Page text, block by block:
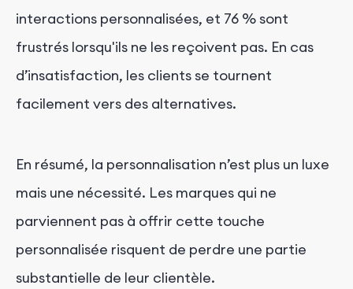
interactions personnalisées, et 76 % sont
frustrés lorsqu'ils ne les reçoivent pas. En cas
d’insatisfaction, les clients se tournent
facilement vers des alternatives.
En résumé, la personnalisation n’est plus un luxe
mais une nécessité. Les marques qui ne
parviennent pas à offrir cette touche
personnalisée risquent de perdre une partie
substantielle de leur clientèle.